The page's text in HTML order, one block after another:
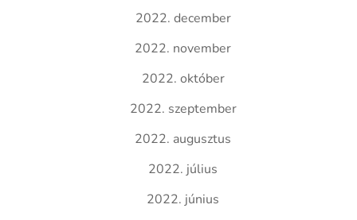
2022. december
2022. november
2022. október
2022. szeptember
2022. augusztus
2022. július
2022. június